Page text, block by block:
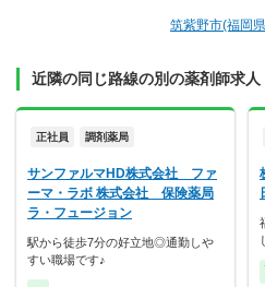
筑紫野市(福岡
近隣の同じ路線の別の薬剤師求人
正社員 調剤薬局
サンファルマHD株式会社 ファ
ーマ・ラボ 株式会社 保険薬局
ラ・フュージョン
駅から徒歩7分の好立地◎通勤しや
すい職場です♪